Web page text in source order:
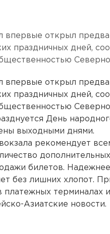
впервые открыл
праздничных дней,
впервые открыл
праздничных дней,
День
выходными днями.
рекомендует
билетов.
без лишних хлопот.
платежных терминалах
Азиатские новости.